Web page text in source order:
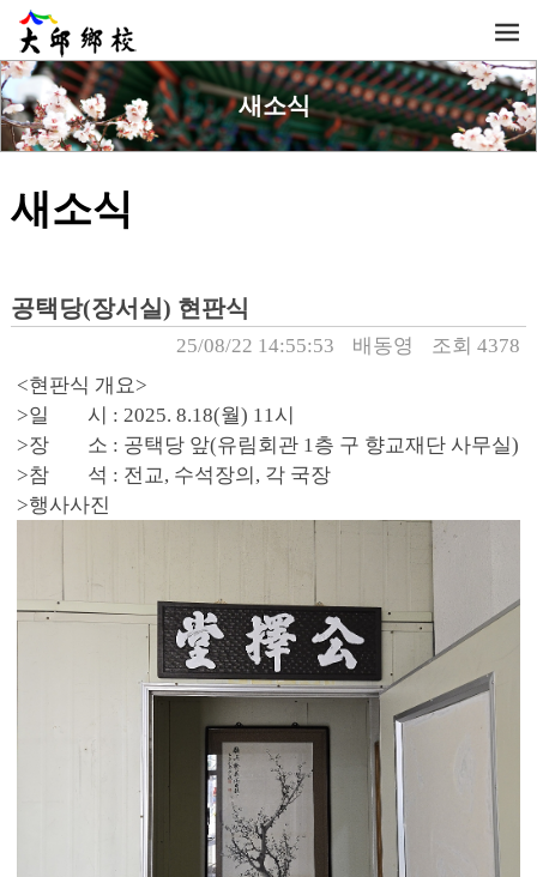
새소식
새소식
공택당(장서실) 현판식
25/08/22 14:55:53 배동영
조회 4378
<현판식 개요>
>일 시 : 2025. 8.18(월) 11시
>장 소 : 공택당 앞(유림회관 1층 구 향교재단 사무실)
>참 석 : 전교, 수석장의, 각 국장
>행사사진